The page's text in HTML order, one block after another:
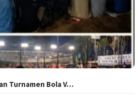
Turnamen Bola V…